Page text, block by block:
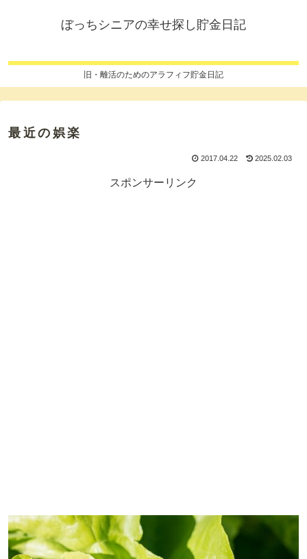
ぼっちシニアの幸せ探し貯金日記
旧・離活のためのアラフィフ貯金日記
最近の娯楽
2017.04.22 2025.02.03
スポンサーリンク